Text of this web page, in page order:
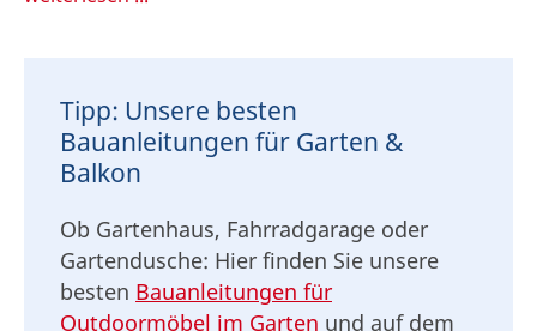
Tipp: Unsere besten
Bauanleitungen für Garten &
Balkon
Ob Gartenhaus, Fahrradgarage oder
Gartendusche: Hier finden Sie unsere
besten Bauanleitungen für
Outdoormöbel im Garten und auf dem